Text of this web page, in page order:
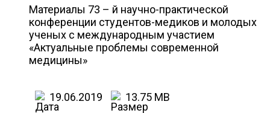
Материалы 73 – й научно-практической
конференции студентов-медиков и молодых
ученых с международным участием
«Актуальные проблемы современной
медицины»
19.06.2019 13.75 MB